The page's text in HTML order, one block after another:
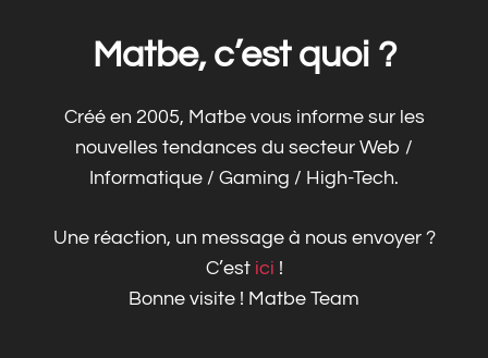
Matbe, c’est quoi ?
Créé en 2005, Matbe vous informe sur les
nouvelles tendances du secteur Web /
Informatique / Gaming / High-Tech.
Une réaction, un message à nous envoyer ?
C’est ici !
Bonne visite ! Matbe Team